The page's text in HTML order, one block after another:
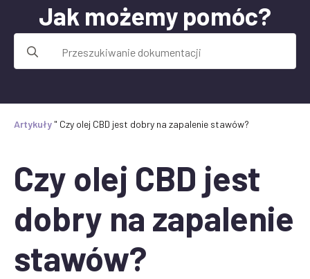
Jak możemy pomóc?
Artykuły " Czy olej CBD jest dobry na zapalenie stawów?
Czy olej CBD jest
dobry na zapalenie
stawów?